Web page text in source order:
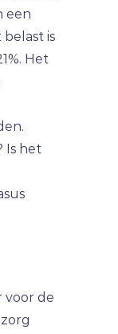
een
is
Het
Is het
voor de